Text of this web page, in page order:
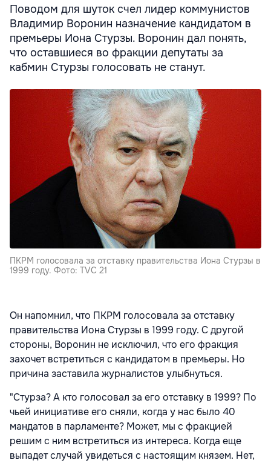
Поводом для шуток счел лидер коммунистов
Владимир Воронин назначение кандидатом в
премьеры Иона Стурзы. Воронин дал понять,
что оставшиеся во фракции депутаты за
кабмин Стурзы голосовать не станут.
ПКРМ голосовала за отставку правительства Иона Стурзы в
1999 году. Фото: TVC 21
Он напомнил, что ПКРМ голосовала за отставку
правительства Иона Стурзы в 1999 году. С другой
стороны, Воронин не исключил, что его фракция
захочет встретиться с кандидатом в премьеры. Но
причина заставила журналистов улыбнуться.
"Стурза? А кто голосовал за его отставку в 1999? По
чьей инициативе его сняли, когда у нас было 40
мандатов в парламенте? Может, мы с фракцией
решим с ним встретиться из интереса. Когда еще
выпадет случай увидеться с настоящим князем. Нет,